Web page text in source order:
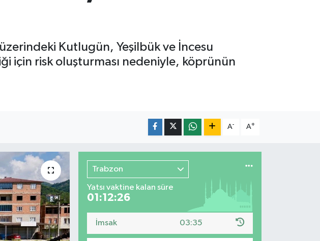
Kutlugün, Yeşilbük ve İncesu
için risk oluşturması nedeniyle, köprünün
A- A+
Trabzon
Yatsı vaktine kalan süre
01:12:24
İmsak 03:35